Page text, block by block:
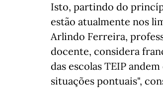
Isto, partindo do
estão atualmente nos
Arlindo Ferreira,
docente, considera
das escolas TEIP
situações pontuais",